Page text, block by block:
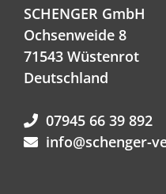
SCHENGER GmbH
Ochsenweide 8
71543 Wüstenrot
Deutschland
07945 66 39 892
info@schenger-